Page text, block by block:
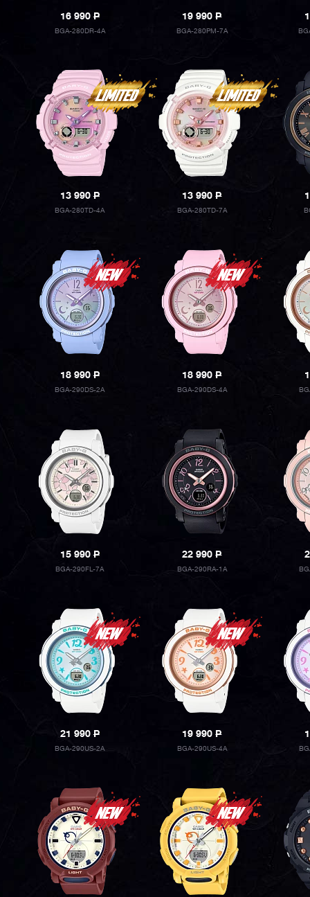
16 990P
BGA-280DR-4A
19 990P
BGA-280PM-7A
13 990P
BGA-280TD-4A
13 990P
BGA-280TD-7A
18 990P
BGA-290DS-2A
18 990P
BGA-290DS-4A
15 990P
BGA-290FL-7A
22 990P
BGA-290RA-1A
21 990P
BGA-290US-2A
19 990P
BGA-290US-4A